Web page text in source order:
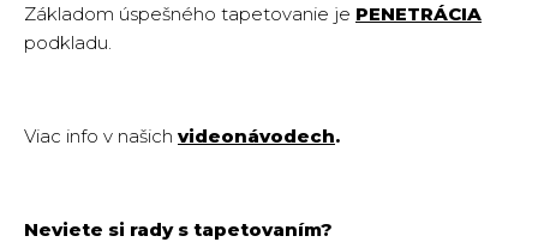
Základom úspešného tapetovanie je PENETRÁCIA
podkladu.
Viac info v našich videonávodech.
Neviete si rady s tapetovaním?